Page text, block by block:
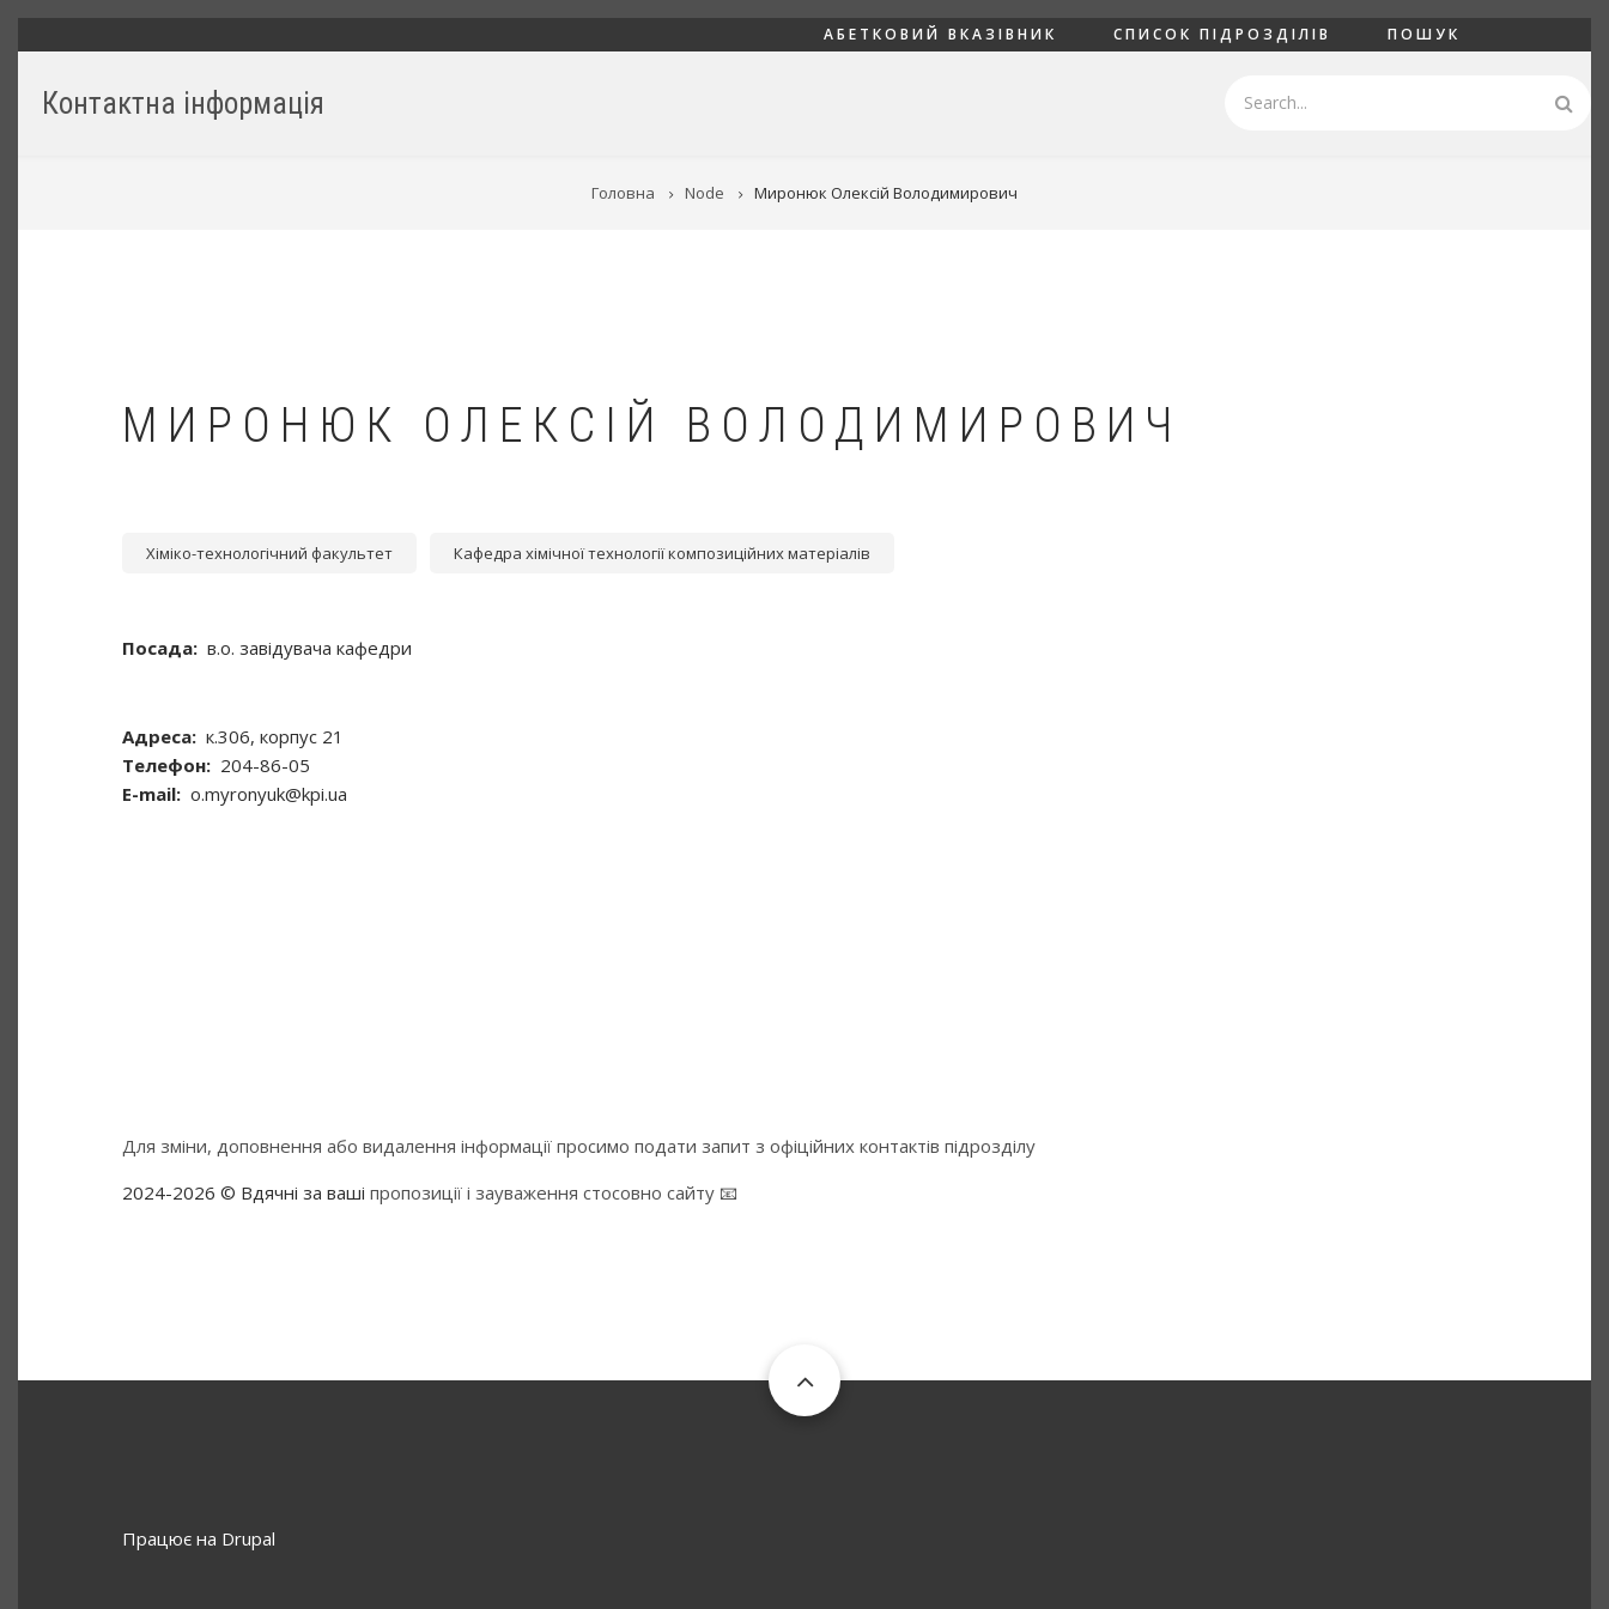
Перейти
вмісту
ГОЛОВНЕ АБЕТКОВИЙ ВКАЗІВНИК СПИСОК ПІДРОЗДІЛІВ ПОШУК
Контактна інформація
Головна Node Миронюк Олексій Володимирович
МИРОНЮК ОЛЕКСІЙ ВОЛОДИМИРОВИЧ
Хіміко-технологічний факультет Кафедра хімічної технології композиційних матеріалів
Посада в.о. завідувача кафедри
Адреса к.306, корпус 21
Телефон
204-86-05
Е-mail o.myronyuk@kpi.ua
Для зміни, доповнення або видалення інформації просимо подати запит з офіційних контактів підрозділу
2024-2026 © Вдячні за ваші пропозиції і зауваження стосовно сайту 📧
Працює на Drupal